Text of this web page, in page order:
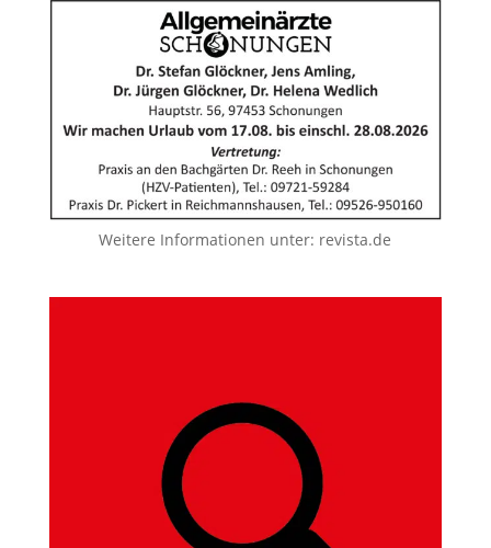
Weitere Informationen unter: revista.de